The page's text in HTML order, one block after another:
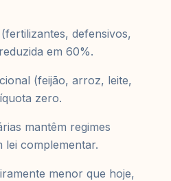
defensivos,
em 60%.
(feijão, arroz, leite,
zero.
mantêm regimes
lei complementar.
menor que hoje,